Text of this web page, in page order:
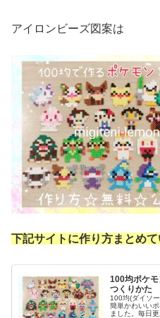
アイロンビーズ図案は
下記サイトに作り方まとめて
100均ポケ
つくりかた
100均(ダイソ
簡単かわいい
ました。毎日